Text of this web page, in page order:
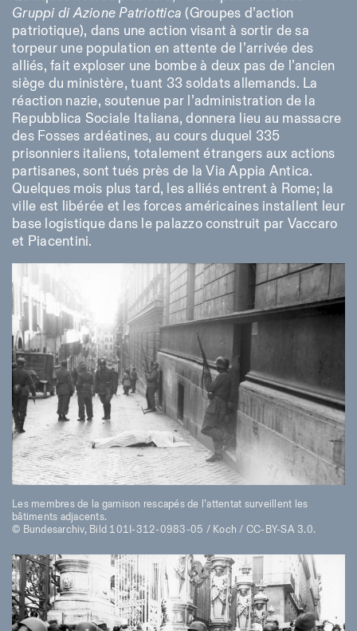
Gruppi di Azione Patriottica (Groupes d’action
patriotique), dans une action visant à sortir de sa
torpeur une population en attente de l’arrivée des
alliés, fait exploser une bombe à deux pas de l’ancien
siège du ministère, tuant 33 soldats allemands. La
réaction nazie, soutenue par l’administration de la
Repubblica Sociale Italiana, donnera lieu au massacre
des Fosses ardéatines, au cours duquel 335
prisonniers italiens, totalement étrangers aux actions
partisanes, sont tués près de la Via Appia Antica.
Quelques mois plus tard, les alliés entrent à Rome; la
ville est libérée et les forces américaines installent leur
base logistique dans le palazzo construit par Vaccaro
et Piacentini.
Les membres de la garnison rescapés de l’attentat surveillent les
bâtiments adjacents.
© Bundesarchiv, Bild 101I-312-0983-05 / Koch / CC-BY-SA 3.0.